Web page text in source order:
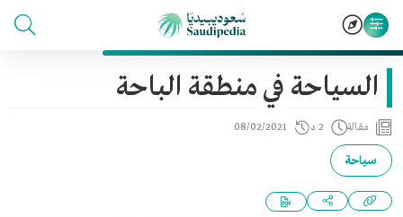
السياحة في منطقة الباحة
مقالة 2 د 08/02/2021
سياحة